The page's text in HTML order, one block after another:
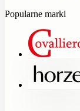
Popularne marki